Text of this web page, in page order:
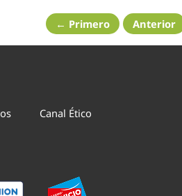
← Primero Anterior
Canal Ético